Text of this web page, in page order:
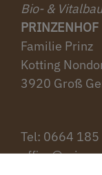
Bio- &
PRINZENHOF
Familie Prinz
Kotting
3920 Groß
Tel: ‭0664 185